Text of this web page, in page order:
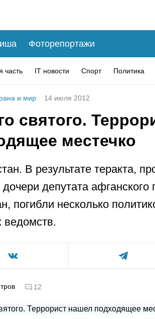
Фоторепортажи
часть IT новости Спорт Политика
и мир 14 июля 2012
святого.
местечко
В результате теракта,
депутата
погибли несколько
ведомств.
12